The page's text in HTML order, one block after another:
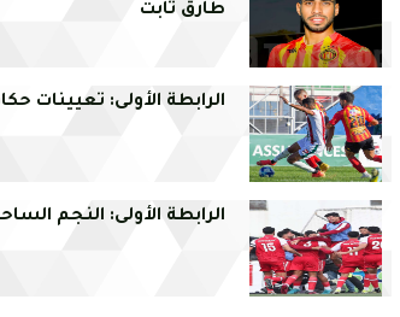
طارق ثابت
الرابطة الأولى: تعيينات
الرابطة الأولى: النجم